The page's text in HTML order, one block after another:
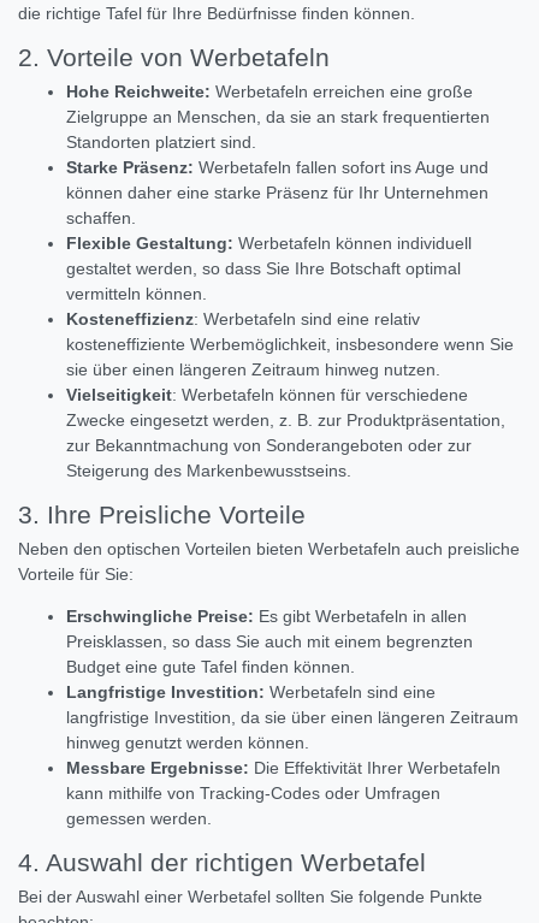
die richtige Tafel für Ihre Bedürfnisse finden können.
2. Vorteile von Werbetafeln
Hohe Reichweite: Werbetafeln erreichen eine große
Zielgruppe an Menschen, da sie an stark frequentierten
Standorten platziert sind.
Starke Präsenz: Werbetafeln fallen sofort ins Auge und
können daher eine starke Präsenz für Ihr Unternehmen
schaffen.
Flexible Gestaltung: Werbetafeln können individuell
gestaltet werden, so dass Sie Ihre Botschaft optimal
vermitteln können.
Kosteneffizienz: Werbetafeln sind eine relativ
kosteneffiziente Werbemöglichkeit, insbesondere wenn Sie
sie über einen längeren Zeitraum hinweg nutzen.
Vielseitigkeit: Werbetafeln können für verschiedene
Zwecke eingesetzt werden, z. B. zur Produktpräsentation,
zur Bekanntmachung von Sonderangeboten oder zur
Steigerung des Markenbewusstseins.
3. Ihre Preisliche Vorteile
Neben den optischen Vorteilen bieten Werbetafeln auch preisliche
Vorteile für Sie:
Erschwingliche Preise: Es gibt Werbetafeln in allen
Preisklassen, so dass Sie auch mit einem begrenzten
Budget eine gute Tafel finden können.
Langfristige Investition: Werbetafeln sind eine
langfristige Investition, da sie über einen längeren Zeitraum
hinweg genutzt werden können.
Messbare Ergebnisse: Die Effektivität Ihrer Werbetafeln
kann mithilfe von Tracking-Codes oder Umfragen
gemessen werden.
4. Auswahl der richtigen Werbetafel
Bei der Auswahl einer Werbetafel sollten Sie folgende Punkte